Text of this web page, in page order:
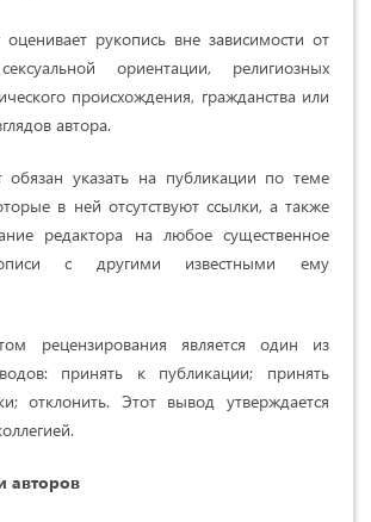
оценивает рукопись вне зависимости от
ориентации, религиозных
происхождения, гражданства или
автора.
обязан указать на публикации по теме
в ней отсутствуют ссылки, а также
редактора на любое существенное
с другими известными ему
рецензирования является один из
принять к публикации; принять
отклонить. Этот вывод утверждается
авторов